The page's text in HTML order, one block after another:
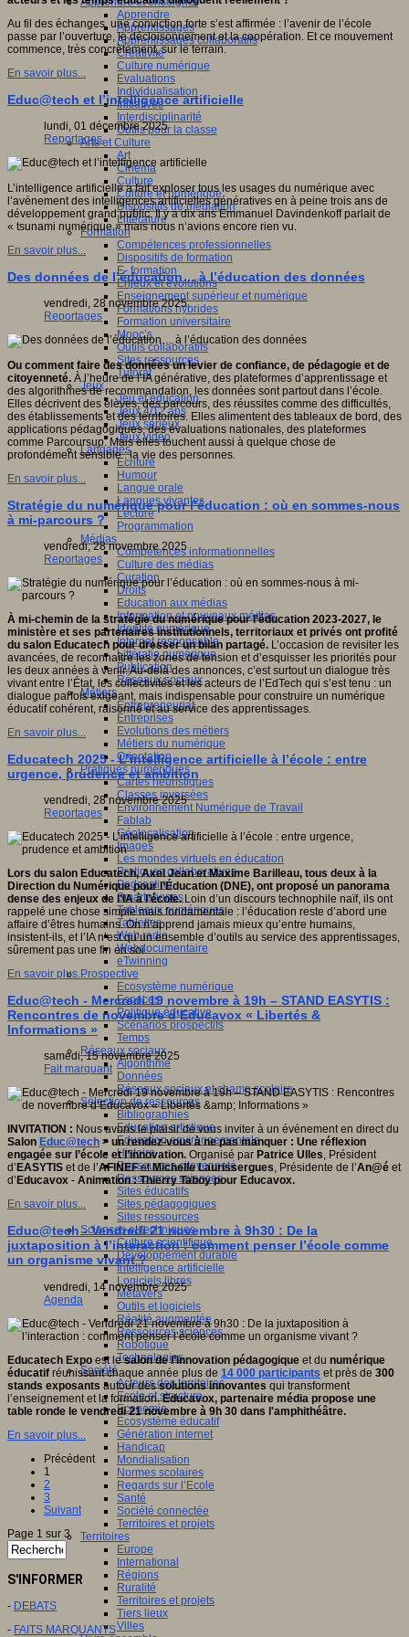
Apprendre
Apprentissages
Apprentissages collaboratifs
Créativité
Culture numérique
Evaluations
Individualisation
Initiatives
Interdisciplinarité
Outils pour la classe
Arts et Culture
Art
Cinéma
Culture
Culture et numérique
Dispositifs de médiation
Littérature
Formation
Compétences professionnelles
Dispositifs de formation
E- formation
Enjeux et évolutions
Enseignement supérieur et numérique
Formations hybrides
Formation universitaire
Mooc’s
Outils collaboratifs
Sites ressources
Tutorat
Jeux
Jeu et éducation
Jeux 4/12 ans
Jeux sérieux
Jeux vidéo
Langages
Ecriture
Humour
Langue orale
Langues vivantes
Lecture
Programmation
Médias
Compétences informationnelles
Culture des médias
Curation
Droits
Education aux médias
Information et nouveaux médias
Identité numérique
Internet responsable
Littératie numérique
Publication
Réseaux sociaux
Métiers
Entrepreneuriat
Entreprises
Evolutions des métiers
Métiers du numérique
Orientation
Pratiques numériques
Cartes heuristiques
Classes inversées
Environnement Numérique de Travail
Fablab
Géolocalisation
Images
Les mondes virtuels en éducation
Pratiques collaboratives
Podcasting
Smartphones
Tableaux numériques
Tablettes
Web radio
Webdocumentaire
eTwinning
Prospective
Ecosystème numérique
Espaces
Politique éducative
Scénarios prospectifs
Temps
Réseaux sociaux
Algorithme
Données
Réseaux sociaux et champ scolaire
Sélection de ressources
Bibliographies
Education artistique
Education environnementale
Histoire
Ressources citoyenneté
Ressources sciences
Sites éducatifs
Sites pédagogiques
Sites ressources
Sciences et techniques
Culture scientifique
Développement durable
Intelligence artificielle
Logiciels libres
Métavers
Outils et logiciels
Réalité augmentée
Ressources sciences
Robotique
Technologies
Société
Acteurs des territoires
Ecole et structure
Economie
Ecosystème éducatif
Génération internet
Handicap
Mondialisation
Normes scolaires
Regards sur l’Ecole
Santé
Société connectée
Territoires et projets
Territoires
Europe
International
Régions
Ruralité
Territoires et projets
Tiers lieux
Villes
Au fil des échanges, une conviction forte s’est affirmée : l’avenir de l’école
passe par l’ouverture, le décloisonnement et la coopération. Et ce mouvement
commence, très concrètement, sur le terrain.
En savoir plus...
Educ@tech et l’intelligence artificielle
lundi, 01 décembre 2025
Reportages
L’intelligence artificielle a fait exploser tous les usages du numérique avec
l’avènement des intelligences artificielles génératives en à peine trois ans de
développement grand public. Il y a dix ans Emmanuel Davindenkoff parlait de
« tsunami numérique » mais nous n’avions encore rien vu.
En savoir plus...
Des données de l’éducation… à l’éducation des données
vendredi, 28 novembre 2025
Reportages
Ou comment faire des données un levier de confiance, de pédagogie et de
citoyenneté. À l’heure de l’IA générative, des plateformes d’apprentissage et
des algorithmes de recommandation, les données sont partout dans l’école.
Elles décrivent des élèves, des parcours, des réussites comme des difficultés,
des établissements et des territoires. Elles alimentent des tableaux de bord, des
applications pédagogiques, des évaluations nationales, des plateformes
comme Parcoursup. Mais elles touchent aussi à quelque chose de
profondément sensible : la vie des personnes.
En savoir plus...
Stratégie du numérique pour l’éducation : où en sommes-nous
à mi-parcours ?
vendredi, 28 novembre 2025
Reportages
À mi-chemin de la stratégie du numérique pour l’éducation 2023-2027, le
ministère et ses partenaires institutionnels, territoriaux et privés ont profité
du salon Educatech pour dresser un bilan partagé. L’occasion de revisiter les
avancées, de reconnaître les zones de tension et d’esquisser les priorités pour
les deux années à venir. Au-delà des annonces, c’est surtout un dialogue très
vivant entre l’État, les collectivités et les acteurs de l’EdTech qui s’est tenu : un
dialogue parfois exigeant, mais indispensable pour construire un numérique
éducatif cohérent, raisonné et au service des apprentissages.
En savoir plus...
Educatech 2025 - L’intelligence artificielle à l’école : entre
urgence, prudence et ambition
vendredi, 28 novembre 2025
Reportages
Lors du salon Educatech, Axel Jean et Maxime Barilleau, tous deux à la
Direction du Numérique pour l’Éducation (DNE), ont proposé un panorama
dense des enjeux de l’IA à l’école.Loin d’un discours technophile naïf, ils ont
rappelé une chose simple mais fondamentale : l’éducation reste d’abord une
affaire d’êtres humains. On n’apprend jamais mieux qu’entre humains,
insistent-ils, et l’IA n’est qu’un ensemble d’outils au service des apprentissages,
sûrement pas une fin en soi.
En savoir plus...
Educ@tech - Mercredi 19 novembre à 19h – STAND EASYTIS :
Rencontres de novembre d’Educavox « Libertés &
Informations »
samedi, 15 novembre 2025
Fait marquant
INVITATION : Nous avons le plaisir de vous inviter à un événement en direct du
Salon Educ@tech > un rendez-vous à ne pas manquer : Une réflexion
engagée sur l’école et l’innovation. Organisé par Patrice Ulles, Président
d’ EASYTIS et de l’AFINEFetMichelle Laurissergues, Présidente de l’An@é et
d’ Educavox - Animation : Thierry Taboy pour Educavox.
En savoir plus...
Educ@tech - Vendredi 21 novembre à 9h30 : De la
juxtaposition à l’interaction : comment penser l’école comme
un organisme vivant ?
vendredi, 14 novembre 2025
Agenda
Educatech Expo est lesalon de l’innovation pédagogique et du numérique
éducatif réunissant chaque année plus de 14 000 participants et près de 300
stands exposants autour dessolutions innovantes qui transforment
l’enseignement et la formation.Educavox, partenaire média propose une
table ronde le vendredi 21 novembre à 9h 30 dans l'amphithéâtre.
En savoir plus...
Précédent
1
2
3
Suivant
Page 1 sur 3
S'INFORMER
- DEBATS
- FAITS MARQUANTS